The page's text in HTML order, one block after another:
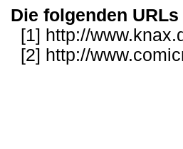
Die folgenden
[1] http://
[2] http://